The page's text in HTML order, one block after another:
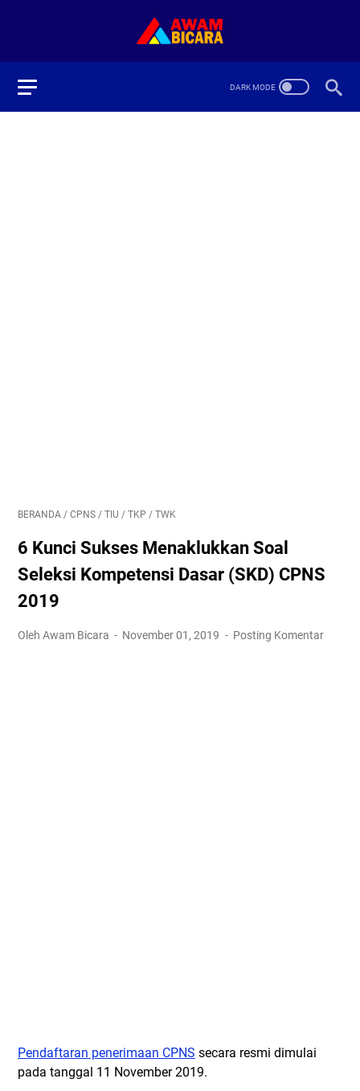
BERANDA / CPNS / TIU / TKP / TWK
6 Kunci Sukses Menaklukkan Soal
Seleksi Kompetensi Dasar (SKD) CPNS
2019
Oleh Awam Bicara November 01, 2019 Posting Komentar
Pendaftaran penerimaan CPNS secara resmi dimulai
pada tanggal 11 November 2019.